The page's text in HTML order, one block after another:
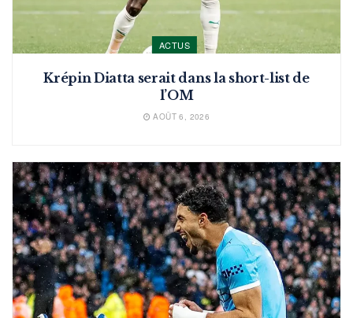
ACTUS
Krépin Diatta serait dans la short-list de
l’OM
AOÛT 6, 2026